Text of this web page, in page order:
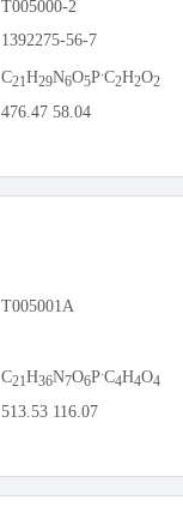
T005000-2
1392275-56-7
C21H29N6O5P.C2H2O2
476.47 58.04
T005001A
C21H36N7O6P.C4H4O4
513.53 116.07